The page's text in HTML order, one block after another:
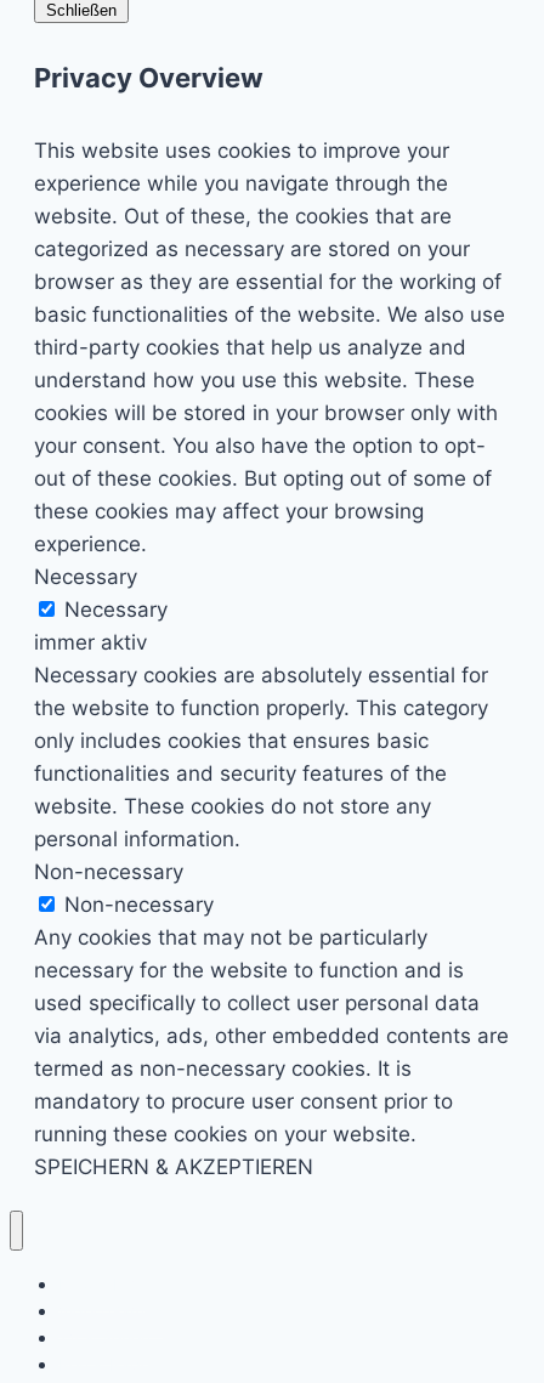
Schließen
Privacy Overview
This website uses cookies to improve your
experience while you navigate through the
website. Out of these, the cookies that are
categorized as necessary are stored on your
browser as they are essential for the working of
basic functionalities of the website. We also use
third-party cookies that help us analyze and
understand how you use this website. These
cookies will be stored in your browser only with
your consent. You also have the option to opt-
out of these cookies. But opting out of some of
these cookies may affect your browsing
experience.
Necessary
Necessary
immer aktiv
Necessary cookies are absolutely essential for
the website to function properly. This category
only includes cookies that ensures basic
functionalities and security features of the
website. These cookies do not store any
personal information.
Non-necessary
Non-necessary
Any cookies that may not be particularly
necessary for the website to function and is
used specifically to collect user personal data
via analytics, ads, other embedded contents are
termed as non-necessary cookies. It is
mandatory to procure user consent prior to
running these cookies on your website.
SPEICHERN & AKZEPTIEREN